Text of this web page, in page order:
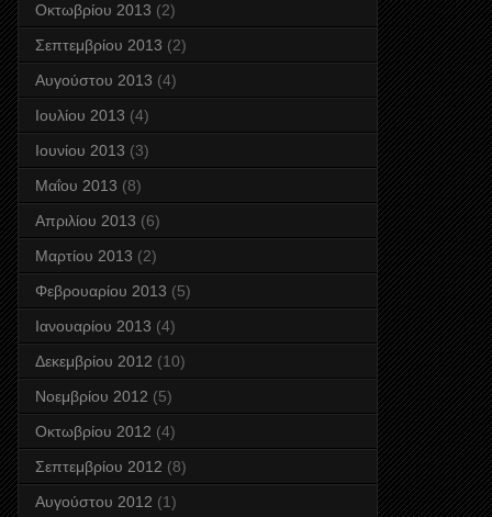
Οκτωβρίου 2013 (2)
Σεπτεμβρίου 2013 (2)
Αυγούστου 2013 (4)
Ιουλίου 2013 (4)
Ιουνίου 2013 (3)
Μαΐου 2013 (8)
Απριλίου 2013 (6)
Μαρτίου 2013 (2)
Φεβρουαρίου 2013 (5)
Ιανουαρίου 2013 (4)
Δεκεμβρίου 2012 (10)
Νοεμβρίου 2012 (5)
Οκτωβρίου 2012 (4)
Σεπτεμβρίου 2012 (8)
Αυγούστου 2012 (1)